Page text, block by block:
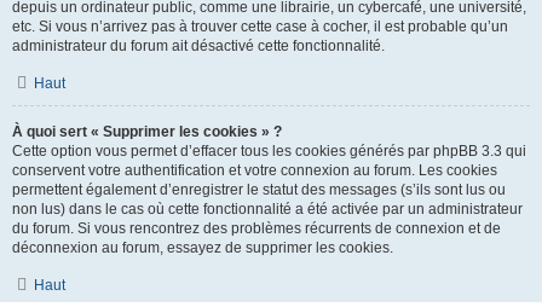
depuis un ordinateur public, comme une librairie, un cybercafé, une université,
etc. Si vous n’arrivez pas à trouver cette case à cocher, il est probable qu’un
administrateur du forum ait désactivé cette fonctionnalité.
Haut
À quoi sert « Supprimer les cookies » ?
Cette option vous permet d’effacer tous les cookies générés par phpBB 3.3 qui
conservent votre authentification et votre connexion au forum. Les cookies
permettent également d’enregistrer le statut des messages (s’ils sont lus ou
non lus) dans le cas où cette fonctionnalité a été activée par un administrateur
du forum. Si vous rencontrez des problèmes récurrents de connexion et de
déconnexion au forum, essayez de supprimer les cookies.
Haut